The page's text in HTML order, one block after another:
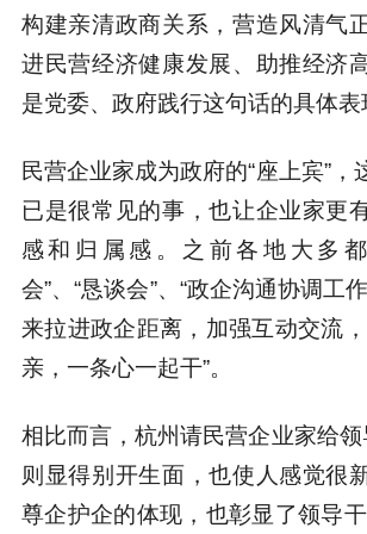
构建亲清政商关系， 营造风清气
进民营经济健康发展、助推经济
是党委、政府践行这句话的具体表
民营企业家成为政府的“座上宾”，
已是很常见的事，也让企业家更
感和归属感。之前各地大多
会”、“恳谈会”、“政企沟通协调工
来拉进政企距离，加强互动交流
亲，一条心一起干”。
相比而言，杭州请民营企业家给领
则显得别开生面，也使人感觉很
尊企护企的体现，也彰显了领导干